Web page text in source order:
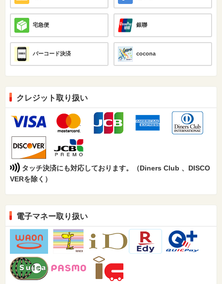
宅急便 銀聯
バーコード決済 cocona
クレジット取り扱い
タッチ決済にも対応しております。（Diners Club 、DISCO
VERを除く）
電子マネー取り扱い